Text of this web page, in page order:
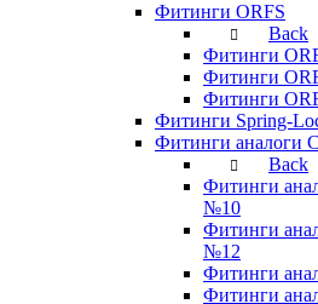
Фитинги ORFS
Back
Фитинги
Фитинги
Фитинги
Фитинги Spring-
Фитинги аналоги
Back
Фитинги
№10
Фитинги
№12
Фитинги
Фитинги